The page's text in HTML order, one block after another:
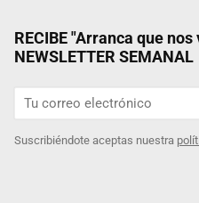
RECIBE "Arranca que
NEWSLETTER SEMANAL
Suscribiéndote aceptas nuestra